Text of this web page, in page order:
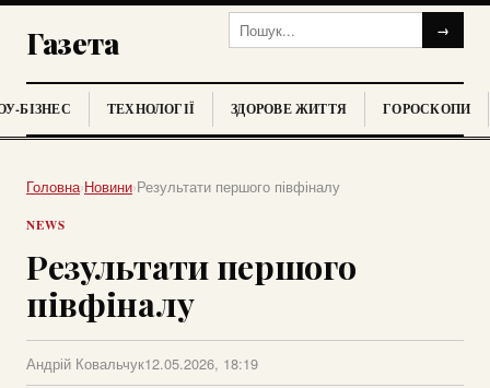
Газета →
БІЗНЕС ТЕХНОЛОГІЇ ЗДОРОВЕ ЖИТТЯ ГОРОСКОПИ
Головна›Новини›Результати першого півфіналу
NEWS
Результати першого
півфіналу
Андрій Ковальчук12.05.2026, 18:19